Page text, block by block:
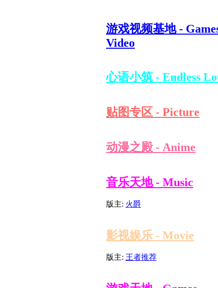
游戏视频基地 -
Video
心语小筑 - Endless
贴图专区 - Picture
动漫之殿 - Anime
音乐天地 - Music
版主: 火爵
影视娱乐 - Movie
版主: 王者推荐